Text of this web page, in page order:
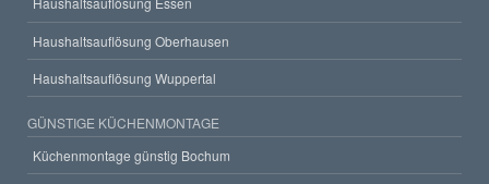
Haushaltsauflösung Oberhausen
Haushaltsauflösung Wuppertal
GÜNSTIGE KÜCHENMONTAGE
Küchenmontage günstig Bochum